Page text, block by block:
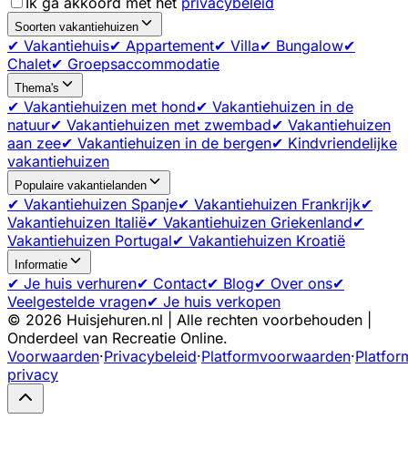
Soorten vakantiehuizen
✔ Vakantiehuis✔ Appartement✔ Villa✔ Bungalow✔
Chalet✔ Groepsaccommodatie
Thema's
✔ Vakantiehuizen met hond✔ Vakantiehuizen in de
natuur✔ Vakantiehuizen met zwembad✔ Vakantiehuizen
aan zee✔ Vakantiehuizen in de bergen✔ Kindvriendelijke
vakantiehuizen
Populaire vakantielanden
✔ Vakantiehuizen Spanje✔ Vakantiehuizen Frankrijk✔
Vakantiehuizen Italië✔ Vakantiehuizen Griekenland✔
Vakantiehuizen Portugal✔ Vakantiehuizen Kroatië
Informatie
✔ Je huis verhuren✔ Contact✔ Blog✔ Over ons✔
Veelgestelde vragen✔ Je huis verkopen
© 2026 Huisjehuren.nl | Alle rechten voorbehouden |
Onderdeel van Recreatie Online.
Voorwaarden·Privacybeleid·Platformvoorwaarden·
privacy